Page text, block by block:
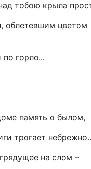
тобою крыла
облетевшим цветом
по горло...
память о былом,
трогает
на слом –